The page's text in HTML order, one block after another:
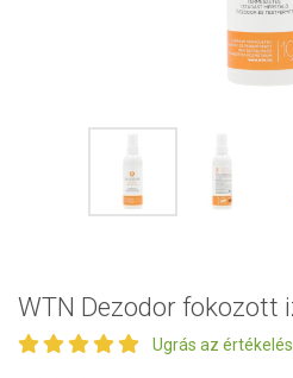
WTN Dezodor fokozott
Ugrás az